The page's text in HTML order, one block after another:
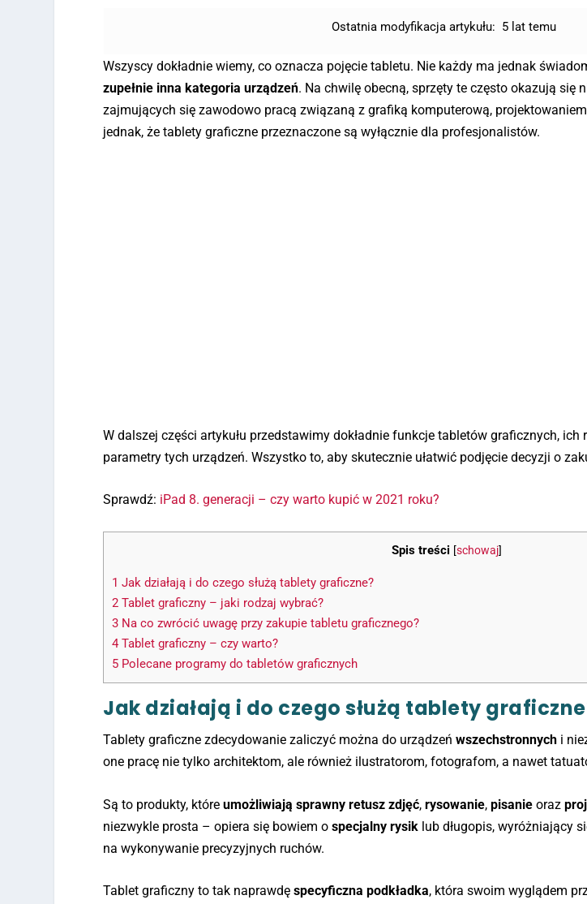
Ostatnia modyfikacja artykułu: 5 lat temu
Wszyscy dokładnie wiemy, co oznacza pojęcie tabletu. Nie każdy ma jednak
zupełnie inna kategoria urządzeń. Na chwilę obecną, sprzęty te często okazują się
zajmujących się zawodowo pracą związaną z grafiką komputerową,
jednak, że tablety graficzne przeznaczone są wyłącznie dla profesjonalistów.
W dalszej części artykułu przedstawimy dokładnie funkcje tabletów graficznych, ich
parametry tych urządzeń. Wszystko to, aby skutecznie ułatwić podjęcie decyzji o
Sprawdź: iPad 8. generacji – czy warto kupić w 2021 roku?
Spis treści [schowaj]
1 Jak działają i do czego służą tablety graficzne?
2 Tablet graficzny – jaki rodzaj wybrać?
3 Na co zwrócić uwagę przy zakupie tabletu graficznego?
4 Tablet graficzny – czy warto?
5 Polecane programy do tabletów graficznych
Jak działają i do czego służą tablety
Tablety graficzne zdecydowanie zaliczyć można do urządzeńwszechstronnych i
one pracę nie tylko architektom, ale również ilustratorom, fotografom, a nawet
Są to produkty, któreumożliwiają sprawny retusz zdjęć,rysowanie,pisanie oraz
niezwykle prosta – opiera się bowiem ospecjalny rysik lub długopis, wyróżniający
na wykonywanie precyzyjnych ruchów.
Tablet graficzny to tak naprawdęspecyficzna podkładka, która swoim wyglądem